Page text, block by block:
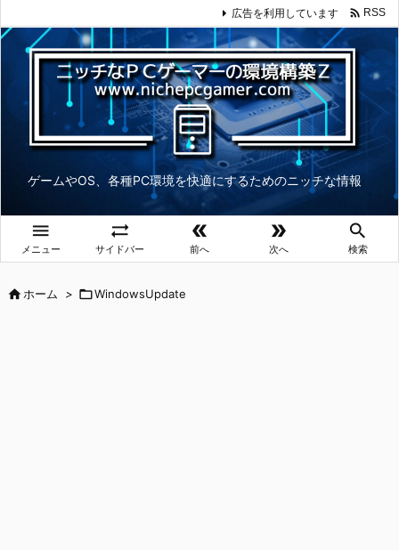
ゲームやOS、各種PC環境を快適にするためのニッチな情報

メニュー

サイドバー

前へ

次へ

検索
広告を利用しています  RSS
ホーム > WindowsUpdate